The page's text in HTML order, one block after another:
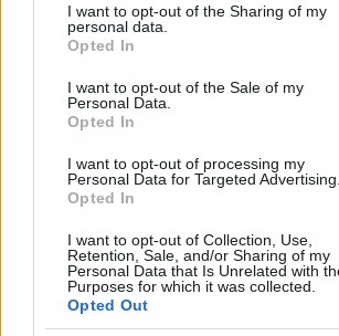
not limited to your visit or usage behaviour.
grant or deny consent to Google and its
use your data for below specified purposes
consent section.
I want to opt-out of the Sharing of my
personal data.
Opted In
I want to opt-out of the Sale of my
Personal Data.
Opted In
I want to opt-out of processing my
Personal Data for Targeted Advertising.
Opted In
I want to opt-out of Collection, Use,
Retention, Sale, and/or Sharing of my
Personal Data that Is Unrelated with
Purposes for which it was collected.
Opted Out